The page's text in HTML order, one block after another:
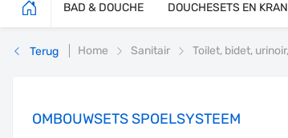
BAD & DOUCHE DOUCHESETS EN
Terug Home Sanitair Toilet, bidet,
OMBOUWSETS SPOELSYSTEEM